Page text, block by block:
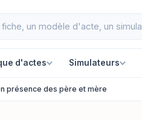
d'actes Simulateurs
présence des père et mère